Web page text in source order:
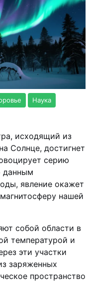
Наука
исходящий из
Солнце, достигнет
серию
данным
явление окажет
нашей
собой области в
температурой и
эти участки
заряженных
пространство